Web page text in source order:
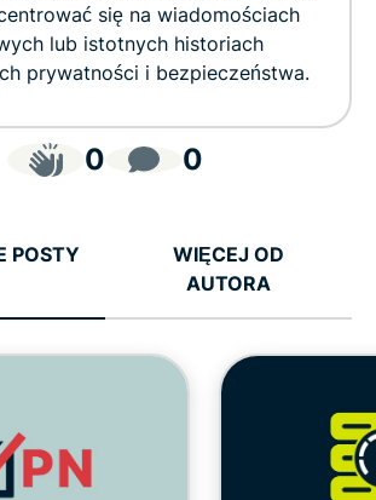
się na wiadomościach
lub istotnych historiach
prywatności i bezpieczeństwa.
0 0
POSTY
WIĘCEJ OD
AUTORA